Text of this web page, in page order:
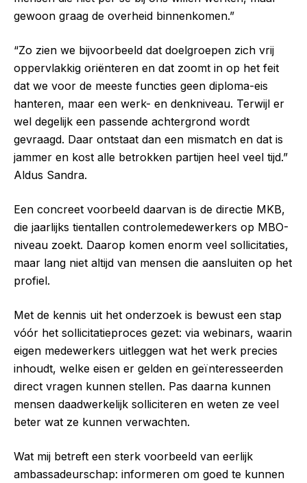
gewoon graag de overheid binnenkomen.”
“Zo zien we bijvoorbeeld dat doelgroepen zich vrij
oppervlakkig oriënteren en dat zoomt in op het feit
dat we voor de meeste functies geen diploma-eis
hanteren, maar een werk- en denkniveau. Terwijl er
wel degelijk een passende achtergrond wordt
gevraagd. Daar ontstaat dan een mismatch en dat is
jammer en kost alle betrokken partijen heel veel tijd.”
Aldus Sandra.
Een concreet voorbeeld daarvan is de directie MKB,
die jaarlijks tientallen controlemedewerkers op MBO-
niveau zoekt. Daarop komen enorm veel sollicitaties,
maar lang niet altijd van mensen die aansluiten op het
profiel.
Met de kennis uit het onderzoek is bewust een stap
vóór het sollicitatieproces gezet: via webinars, waarin
eigen medewerkers uitleggen wat het werk precies
inhoudt, welke eisen er gelden en geïnteresseerden
direct vragen kunnen stellen. Pas daarna kunnen
mensen daadwerkelijk solliciteren en weten ze veel
beter wat ze kunnen verwachten.
Wat mij betreft een sterk voorbeeld van eerlijk
ambassadeurschap: informeren om goed te kunnen